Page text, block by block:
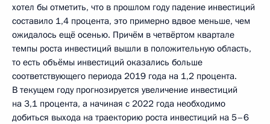
хотел бы отметить, что в прошлом году падение инвестиций
составило 1,4 процента, это примерно вдвое меньше, чем
ожидалось ещё осенью. Причём в четвёртом квартале
темпы роста инвестиций вышли в положительную область,
то есть объёмы инвестиций оказались больше
соответствующего периода 2019 года на 1,2 процента.
В текущем году прогнозируется увеличение инвестиций
на 3,1 процента, а начиная с 2022 года необходимо
добиться выхода на траекторию роста инвестиций на 5–6